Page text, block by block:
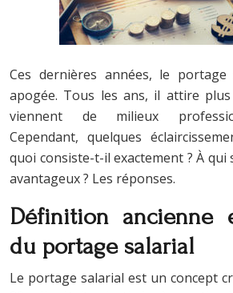
Ces dernières années, le
apogée. Tous les ans, il attire
viennent de milieux
Cependant, quelques
quoi consiste-t-il exactement ? À qui
avantageux ? Les réponses.
Définition ancienne
du portage salarial
Le portage salarial est un concept